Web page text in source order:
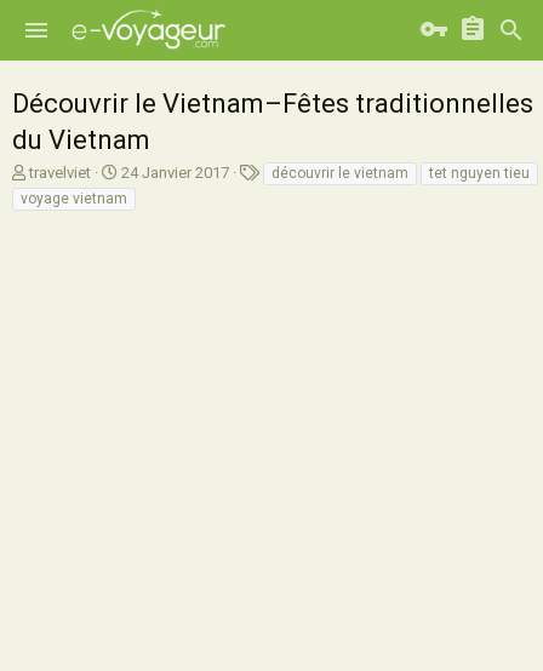
Découvrir le Vietnam–Fêtes traditionnelles
du Vietnam
A
u
t
travelviet
D
a
t
24 Janvier 2017 découvrir le vietnam
tet nguyen tieu
voyage vietnam